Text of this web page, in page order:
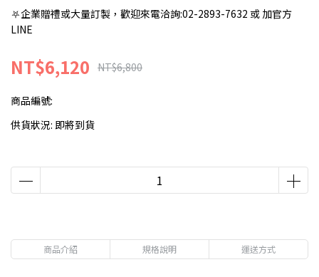
⛧企業贈禮或大量訂製，歡迎來電洽詢:02-2893-7632 或 加官方
LINE
NT$6,120 NT$6,800
商品編號:
供貨狀況: 即將到貨
商品介紹 規格說明 運送方式